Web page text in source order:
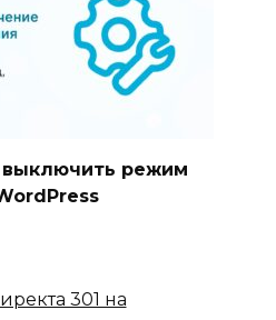
выключить режим